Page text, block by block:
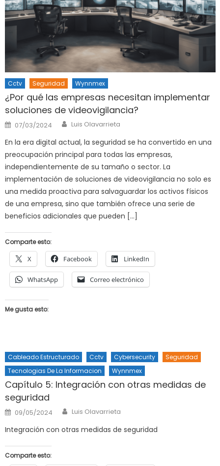
Cctv Seguridad Wynnmex
¿Por qué las empresas necesitan implementar
soluciones de videovigilancia?
Posted
on
07/03/2024 Author
Luis Olavarrieta
En la era digital actual, la seguridad se ha convertido en una
preocupación principal para todas las empresas,
independientemente de su tamaño o sector. La
implementación de soluciones de videovigilancia no solo es
una medida proactiva para salvaguardar los activos físicos
de una empresa, sino que también ofrece una serie de
beneficios adicionales que pueden […]
Comparte esto:
X Facebook LinkedIn
WhatsApp Correo electrónico
Me gusta esto:
Cableado Estructurado Cctv Cybersecurity
Seguridad
Tecnologias De La Informacion
Wynnmex
Capítulo 5: Integración con otras medidas de
seguridad
Posted
on
09/05/2024 Author
Luis Olavarrieta
Integración con otras medidas de seguridad
Comparte esto: